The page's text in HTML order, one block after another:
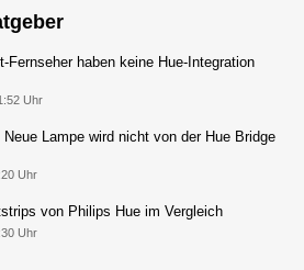
Fernseher haben keine Hue-Integration
Uhr
Neue Lampe wird nicht von der Hue Bridge
Uhr
von Philips Hue im Vergleich
Uhr